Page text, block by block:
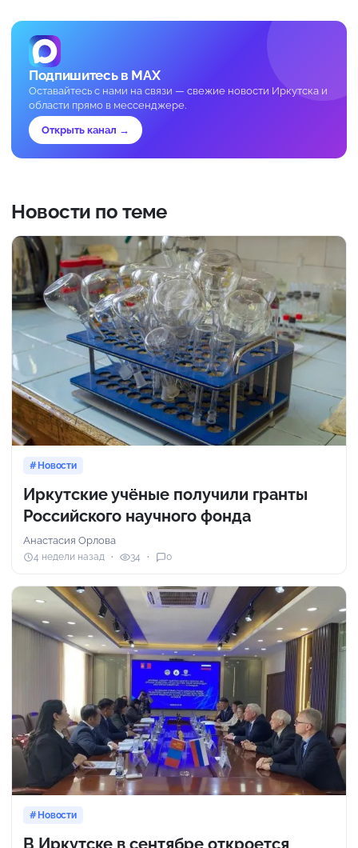
Подпишитесь в MAX
Оставайтесь с нами на связи — свежие новости Иркутска и
области прямо в мессенджере.
Открыть канал →
Новости по теме
Новости
Иркутские учёные получили гранты
Российского научного фонда
Анастасия Орлова
4 недели назад 34 0
Новости
В Иркутске в сентябре откроется